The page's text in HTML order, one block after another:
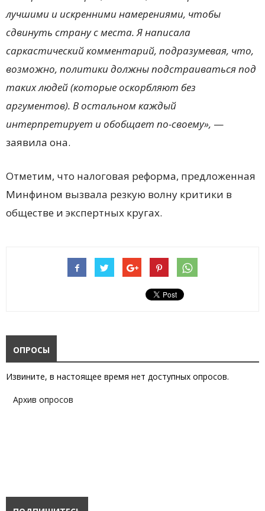
лучшими и искренними намерениями, чтобы
сдвинуть страну с места. Я написала
саркастический комментарий, подразумевая, что,
возможно, политики должны подстраиваться под
таких людей (которые оскорбляют без
аргументов). В остальном каждый
интерпретирует и обобщает по-своему», —
заявила она.
Отметим, что налоговая реформа, предложенная
Минфином вызвала резкую волну критики в
обществе и экспертных кругах.
ОПРОСЫ
Извините, в настоящее время нет доступных опросов.
Архив опросов